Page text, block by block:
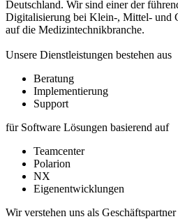
Deutschland. Wir sind einer der
Digitalisierung bei Klein-, Mittel- und
auf die Medizintechnikbranche.
Unsere Dienstleistungen bestehen aus
Beratung
Implementierung
Support
für Software Lösungen basierend auf
Teamcenter
Polarion
NX
Eigenentwicklungen
Wir verstehen uns als